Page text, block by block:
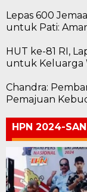
Lepas 600
untuk Pati:
HUT ke-81 RI,
untuk Keluarga
Chandra:
Pemajuan
HPN 2024-